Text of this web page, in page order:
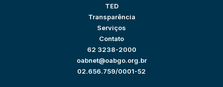
TED
Transparência
Serviços
Contato
62 3238-2000
oabnet@oabgo.org.br
02.656.759/0001-52